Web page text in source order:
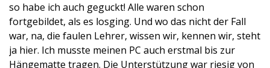
so habe ich auch geguckt! Alle waren schon
fortgebildet, als es losging. Und wo das nicht der Fall
war, na, die faulen Lehrer, wissen wir, kennen wir, steht
ja hier. Ich musste meinen PC auch erstmal bis zur
Hängematte tragen. Die Unterstützung war riesig von